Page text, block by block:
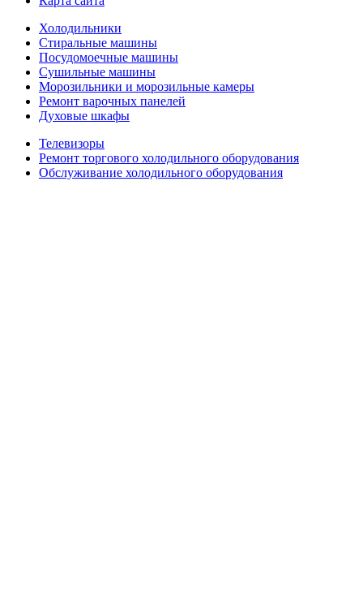
Холодильники
Стиральные машины
Посудомоечные машины
Сушильные машины
Морозильники и морозильные камеры
Ремонт варочных панелей
Духовые шкафы
Телевизоры
Ремонт торгового холодильного оборудования
Обслуживание холодильного оборудования